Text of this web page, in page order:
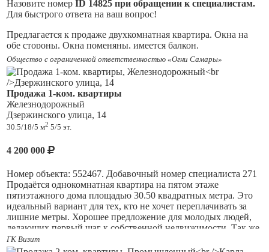
ландшафтным дизайном.
Квартира юридически чистая, в ипотеке Сбера. Для Вас это
К квартире предлагается большой паркинг в самом удобном
месте, за дополнительную плату.
Звоните и записывайтесь на просмотр.
Назовите номер ID 14825 при обращении к специалистам.
Для быстрого ответа на ваш вопрос!
Предлагается к продаже двухкомнатная квартира. Окна на
обе стороны. Окна поменяны, имеется балкон.
В шаговой доступности рынок, магазины, аптеки. Рядом
несколько детских садов и школа N77. Подойдет и под сдачу
в аренду. В квартире остается все, что вы видите на фото.
Квартира очень теплая, не угловая. Соседи тихие, спокойные.
Документы в порядке, юридически чистая, в собственности
более 5 лет. Подходит под мат капитал и ипотеку.
Звоните и записывайтесь на просмотр.
Общество с ограниченной ответственностью «Огни Самары»
Продажа 1-ком. квартиры
Железнодорожный
Дзержинского улица, 14
30.5/18/5 м2 5/5 эт.
4 200 000
Номер объекта: 552467. Добавочный номер специалиста 271
Продаётся однокомнатная квартира на пятом этаже
пятиэтажного дома площадью 30.50 квадратных метра. Это
идеальный вариант для тех, кто не хочет переплачивать за
лишние метры. Хорошее предложение для молодых людей,
делающих первый шаг к собственной недвижимости. Так же
вариант для инвестиций, прекрасно пользуется спросом
среди студентов, командировочных и приезжих. Квартира
ГК Визит